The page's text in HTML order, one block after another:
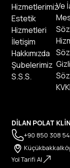
Hizmetlerimiz
Estetik
Hizmetleri
İletişim
Hakkımızda
Şubelerimiz
S.S.S.
Ve
DİLAN POLAT
+90 850 308
Yol Tarifi Al